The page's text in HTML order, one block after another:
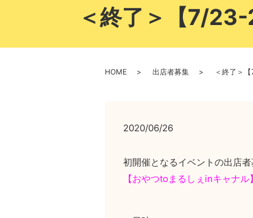
＜終了＞【7/
HOME 出店者募集 ＜終了＞
2020/06/26
初開催となるイベントの出店者
【おやつtoまるしぇinキャナル】